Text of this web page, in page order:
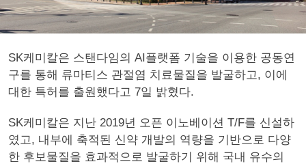
SK케미칼은 스탠다임의 AI플랫폼 기술을 이용한 공동연
구를 통해 류마티스 관절염 치료물질을 발굴하고, 이에
대한 특허를 출원했다고 7일 밝혔다.
SK케미칼은 지난 2019년 오픈 이노베이션 T/F를 신설하
였고, 내부에 축적된 신약 개발의 역량을 기반으로 다양
한 후보물질을 효과적으로 발굴하기 위해 국내 유수의